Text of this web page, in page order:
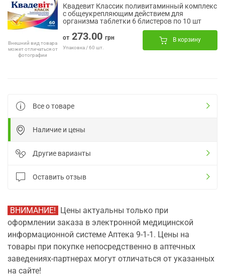
Внешний вид товара
может отличаться от
фотографии
Квадевит Классик поливитаминный комплекс
с общеукрепляющим действием для
организма таблетки 6 блистеров по 10 шт
от 273.00 грн
Упаковка / 60 шт.
В корзину
Все о товаре
Наличие и цены
Другие варианты
Оставить отзыв
ВНИМАНИЕ! Цены актуальны только при
оформлении заказа в электронной медицинской
информационной системе Аптека 9-1-1. Цены на
товары при покупке непосредственно в аптечных
заведениях-партнерах могут отличаться от указанных
на сайте!